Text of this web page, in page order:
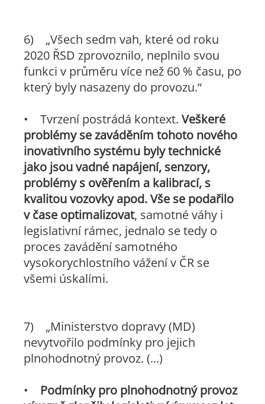
6)
„Všech sedm vah, které od roku
2020 ŘSD zprovoznilo, neplnilo svou
funkci v průměru více než 60 % času, po
který byly nasazeny do provozu.“
• Tvrzení postrádá kontext. Veškeré
problémy se zaváděním tohoto nového
inovativního systému byly technické
jako jsou vadné napájení, senzory,
problémy s ověřením a kalibrací, s
kvalitou vozovky apod. Vše se podařilo
v čase optimalizovat, samotné váhy i
legislativní rámec, jednalo se tedy o
proces zavádění samotného
vysokorychlostního vážení v ČR se
všemi úskalími.
7) „Ministerstvo dopravy (MD)
nevytvořilo podmínky pro jejich
plnohodnotný provoz. (...)
• Podmínky pro plnohodnotný provoz